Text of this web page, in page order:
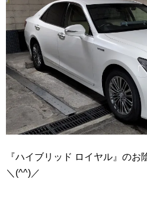
『ハイブリッド ロイヤル』の
＼(^^)／